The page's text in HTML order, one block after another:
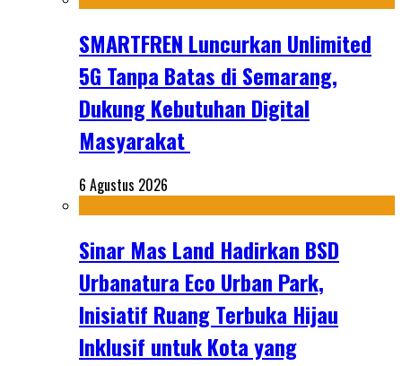
SMARTFREN Luncurkan Unlimited
5G Tanpa Batas di Semarang,
Dukung Kebutuhan Digital
Masyarakat
6 Agustus 2026
Sinar Mas Land Hadirkan BSD
Urbanatura Eco Urban Park,
Inisiatif Ruang Terbuka Hijau
Inklusif untuk Kota yang